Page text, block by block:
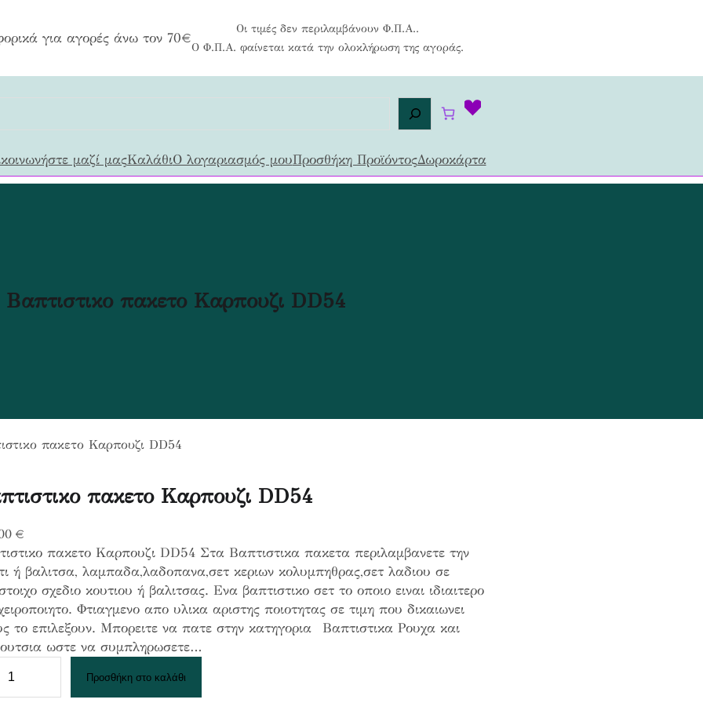
για αγορές άνω τον 70€
Οι τιμές δεν περιλαμβάνουν Φ.Π.Α..
Ο Φ.Π.Α. φαίνεται κατά την ολοκλήρωση της αγοράς.
μαζί μαςΚαλάθιΟ λογαριασμός μουΠροσθήκη ΠροϊόντοςΔωροκάρτα
Βαπτιστικο πακετο Καρπουζι DD54
πακετο Καρπουζι DD54
πακετο Καρπουζι DD54
€
πακετο Καρπουζι DD54 Στα Βαπτιστικα πακετα περιλαμβανετε την
ή βαλιτσα, λαμπαδα,λαδοπανα,σετ κεριων κολυμπηθρας,σετ λαδιου σε
σχεδιο κουτιου ή βαλιτσας. Ενα βαπτιστικο σετ το οποιο ειναι ιδιαιτερο
Φτιαγμενο απο υλικα αριστης ποιοτητας σε τιμη που δικαιωνει
το επιλεξουν. Μπορειτε να πατε στην κατηγορια Βαπτιστικα Ρουχα και
ωστε να συμπληρωσετε…
Προσθήκη στο καλάθι